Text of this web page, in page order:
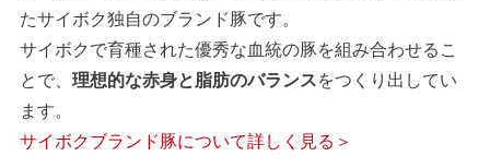
たサイボク独自のブランド豚です。
サイボクで育種された優秀な血統の豚を組み合わせるこ
とで、 理想的な赤身と脂肪のバランスをつくり出してい
ます。
サイボクブランド豚について詳しく見る＞